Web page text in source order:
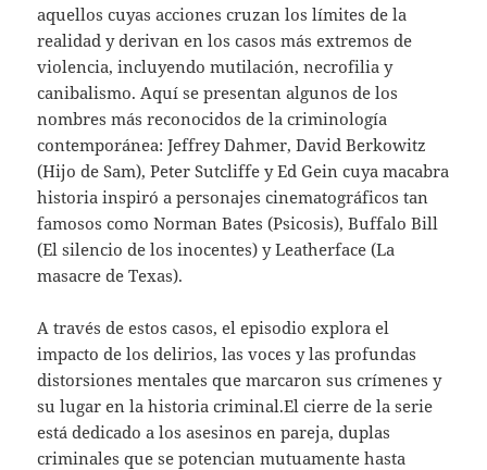
aquellos cuyas acciones cruzan los límites de la
realidad y derivan en los casos más extremos de
violencia, incluyendo mutilación, necrofilia y
canibalismo. Aquí se presentan algunos de los
nombres más reconocidos de la criminología
contemporánea: Jeffrey Dahmer, David Berkowitz
(Hijo de Sam), Peter Sutcliffe y Ed Gein cuya macabra
historia inspiró a personajes cinematográficos tan
famosos como Norman Bates (Psicosis), Buffalo Bill
(El silencio de los inocentes) y Leatherface (La
masacre de Texas).
A través de estos casos, el episodio explora el
impacto de los delirios, las voces y las profundas
distorsiones mentales que marcaron sus crímenes y
su lugar en la historia criminal.El cierre de la serie
está dedicado a los asesinos en pareja, duplas
criminales que se potencian mutuamente hasta